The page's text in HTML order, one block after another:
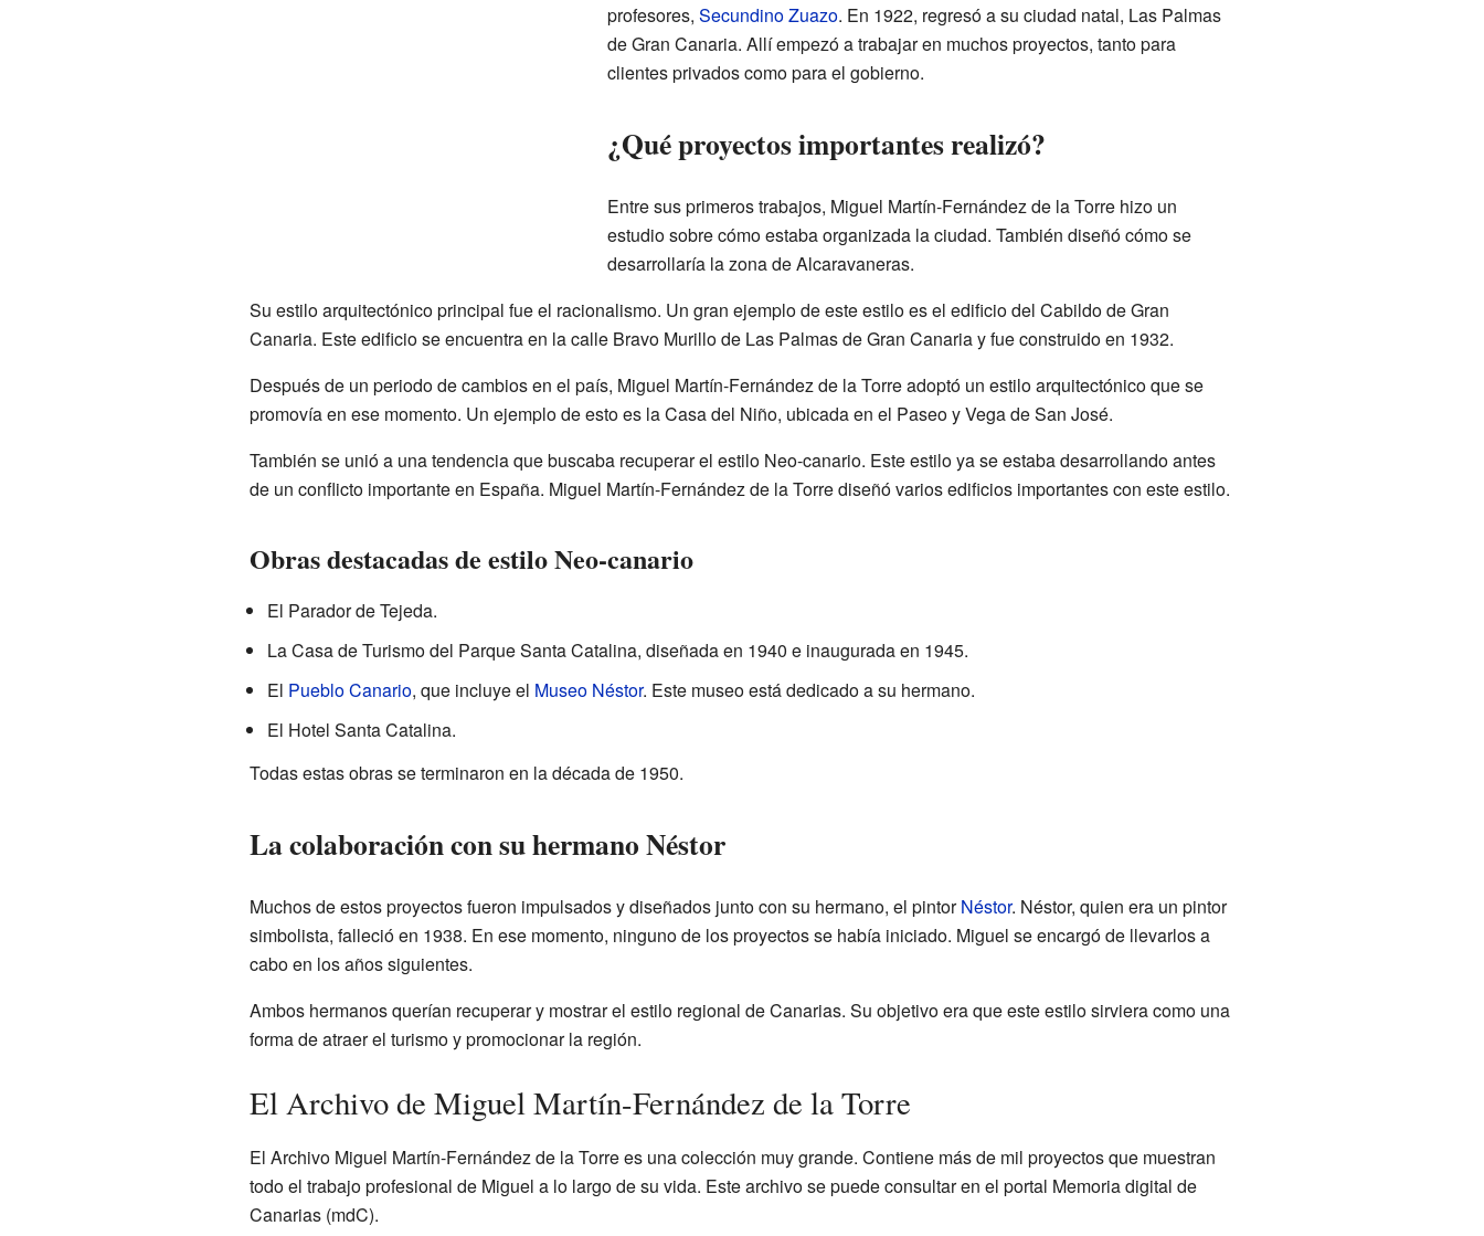
profesores, Secundino Zuazo. En 1922, regresó a su ciudad natal, Las Palmas
de Gran Canaria. Allí empezó a trabajar en muchos proyectos, tanto para
clientes privados como para el gobierno.
¿Qué proyectos importantes realizó?
Entre sus primeros trabajos, Miguel Martín-Fernández de la Torre hizo un
estudio sobre cómo estaba organizada la ciudad. También diseñó cómo se
desarrollaría la zona de Alcaravaneras.
Su estilo arquitectónico principal fue el racionalismo. Un gran ejemplo de este estilo es el edificio del Cabildo de Gran
Canaria. Este edificio se encuentra en la calle Bravo Murillo de Las Palmas de Gran Canaria y fue construido en 1932.
Después de un periodo de cambios en el país, Miguel Martín-Fernández de la Torre adoptó un estilo arquitectónico que se
promovía en ese momento. Un ejemplo de esto es la Casa del Niño, ubicada en el Paseo y Vega de San José.
También se unió a una tendencia que buscaba recuperar el estilo Neo-canario. Este estilo ya se estaba desarrollando antes
de un conflicto importante en España. Miguel Martín-Fernández de la Torre diseñó varios edificios importantes con este estilo.
Obras destacadas de estilo Neo-canario
El Parador de Tejeda.
La Casa de Turismo del Parque Santa Catalina, diseñada en 1940 e inaugurada en 1945.
El Pueblo Canario, que incluye el Museo Néstor. Este museo está dedicado a su hermano.
El Hotel Santa Catalina.
Todas estas obras se terminaron en la década de 1950.
La colaboración con su hermano Néstor
Muchos de estos proyectos fueron impulsados y diseñados junto con su hermano, el pintorNéstor. Néstor, quien era un pintor
simbolista, falleció en 1938. En ese momento, ninguno de los proyectos se había iniciado. Miguel se encargó de llevarlos a
cabo en los años siguientes.
Ambos hermanos querían recuperar y mostrar el estilo regional de Canarias. Su objetivo era que este estilo sirviera como una
forma de atraer el turismo y promocionar la región.
El Archivo de Miguel Martín-Fernández de la Torre
El Archivo Miguel Martín-Fernández de la Torre es una colección muy grande. Contiene más de mil proyectos que muestran
todo el trabajo profesional de Miguel a lo largo de su vida. Este archivo se puede consultar en el portal Memoria digital de
Canarias (mdC).